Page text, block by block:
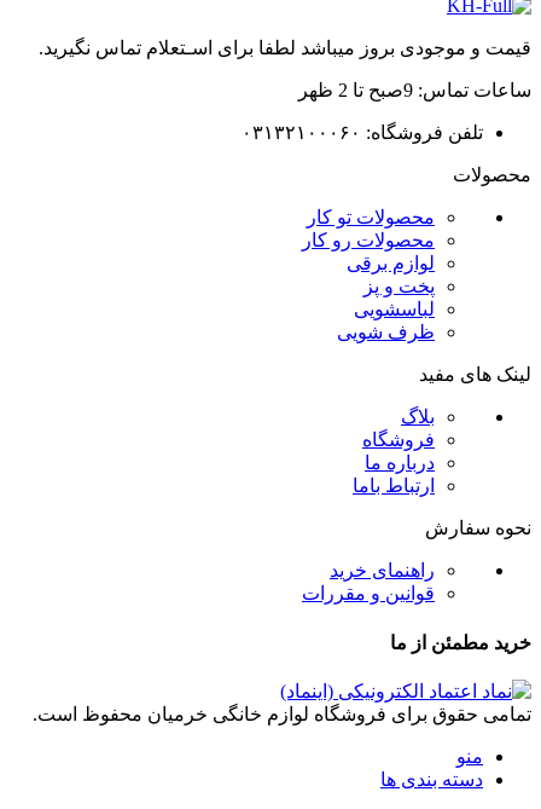
قیمت و موجودی بروز میباشد لطفا برای اسـتعلام تماس نگیرید.
ساعات تماس: 9صبح تا 2 ظهر
تلفن فروشگاه: ۰۳۱۳۲۱۰۰۰۶۰
محصولات
محصولات تو کار
محصولات رو کار
لوازم برقی
پخت و پز
لباسشویی
ظرف شویی
لینک های مفید
بلاگ
فروشگاه
درباره ما
ارتباط باما
نحوه سفارش
راهنمای خرید
قوانین و مقررات
خرید مطمئن از ما
تمامی حقوق برای فروشگاه لوازم خانگی خرمیان محفوظ است.
منو
دسته بندی ها